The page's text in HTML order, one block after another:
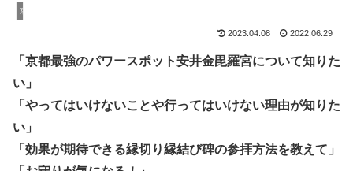
京都観光
2023.04.08 2022.06.29
「京都最強のパワースポット安井金毘羅宮について知りた
い」
「やってはいけないことや行ってはいけない理由が知りた
い」
「効果が期待できる縁切り縁結び碑の参拝方法を教えて」